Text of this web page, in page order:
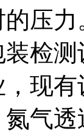
压
检
现
气